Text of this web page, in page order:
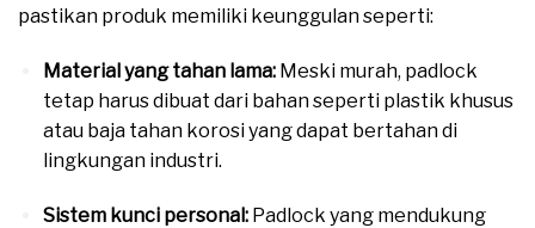
pastikan produk memiliki keunggulan seperti:
Material yang tahan lama:Meski murah, padlock
tetap harus dibuat dari bahan seperti plastik khusus
atau baja tahan korosi yang dapat bertahan di
lingkungan industri.
Sistem kunci personal:Padlock yang mendukung